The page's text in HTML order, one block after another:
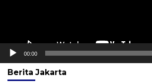
00:00
Berita Jakarta